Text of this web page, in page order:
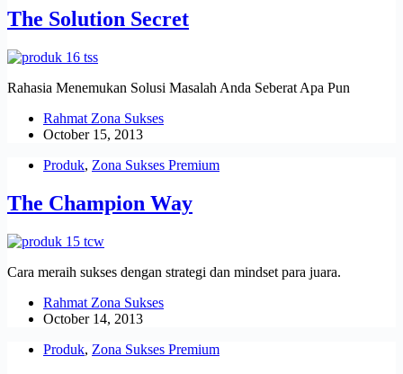
The Solution Secret
Rahasia Menemukan Solusi Masalah Anda Seberat Apa Pun
Rahmat Zona Sukses
October 15, 2013
Produk, Zona Sukses Premium
The Champion Way
Cara meraih sukses dengan strategi dan mindset para juara.
Rahmat Zona Sukses
October 14, 2013
Produk, Zona Sukses Premium